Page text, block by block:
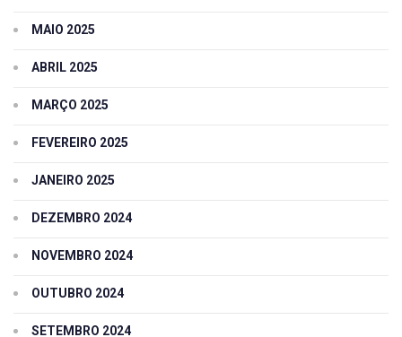
MAIO 2025
ABRIL 2025
MARÇO 2025
FEVEREIRO 2025
JANEIRO 2025
DEZEMBRO 2024
NOVEMBRO 2024
OUTUBRO 2024
SETEMBRO 2024